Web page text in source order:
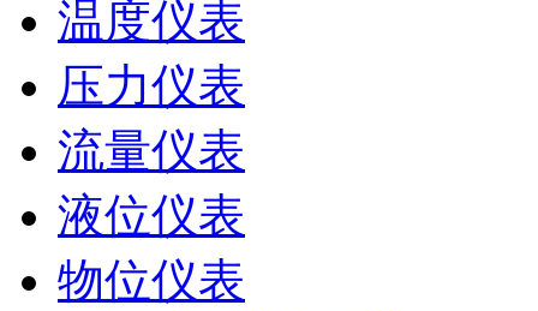
温度仪表
压力仪表
流量仪表
液位仪表
物位仪表